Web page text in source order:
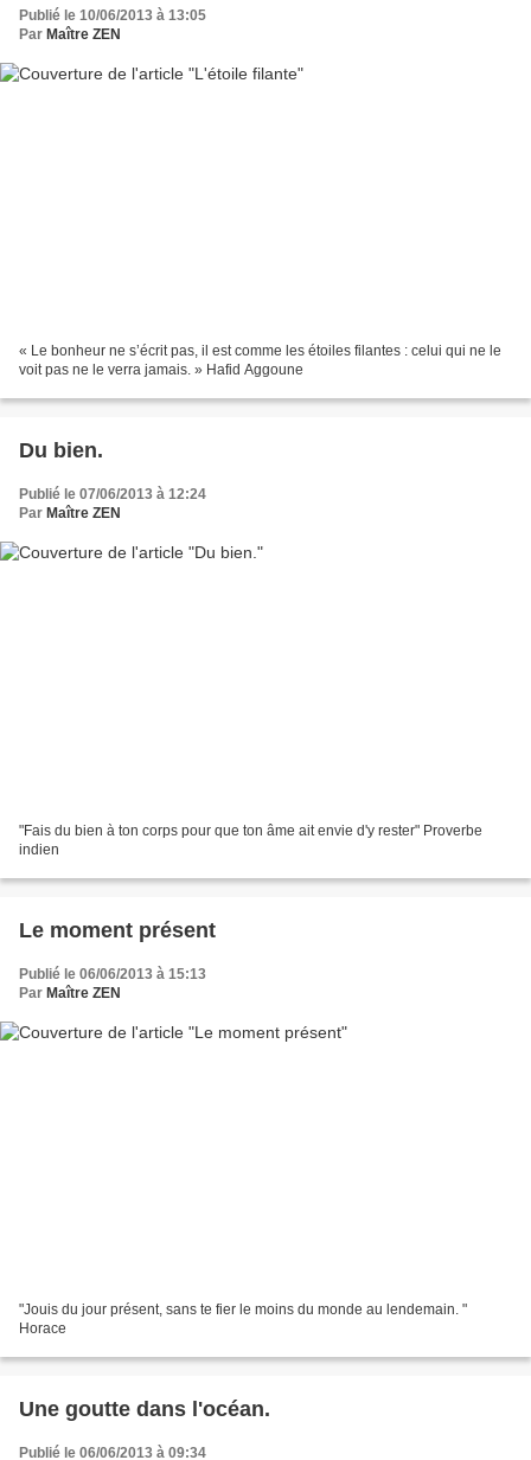
Publié le 10/06/2013 à 13:05
Par Maître ZEN
« Le bonheur ne s’écrit pas, il est comme les étoiles filantes : celui qui ne le
voit pas ne le verra jamais. » Hafid Aggoune
Du bien.
Publié le 07/06/2013 à 12:24
Par Maître ZEN
"Fais du bien à ton corps pour que ton âme ait envie d'y rester" Proverbe
indien
Le moment présent
Publié le 06/06/2013 à 15:13
Par Maître ZEN
"Jouis du jour présent, sans te fier le moins du monde au lendemain. "
Horace
Une goutte dans l'océan.
Publié le 06/06/2013 à 09:34